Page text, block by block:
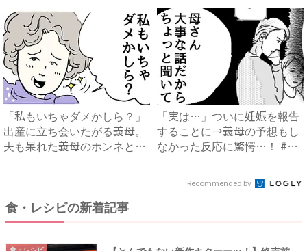
「私もいちゃダメかしら？」
出産に立ち会いたがる義母。
夫も呆れた義母のホンネと
「実は…」ついに妊娠を報告
することに→義母の予想もし
なかった反応に驚愕…！ #
Recommended by
食・レシピの新着記事